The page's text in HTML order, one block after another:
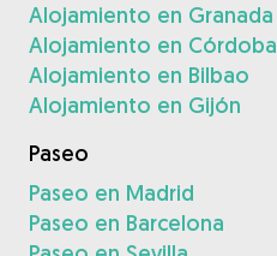
Alojamiento en Granada
Alojamiento en Córdoba
Alojamiento en Bilbao
Alojamiento en Gijón
Paseo
Paseo en Madrid
Paseo en Barcelona